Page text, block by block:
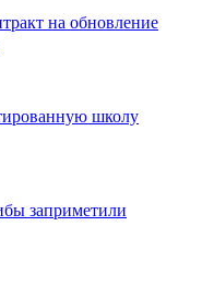
на обновление
школу
заприметили